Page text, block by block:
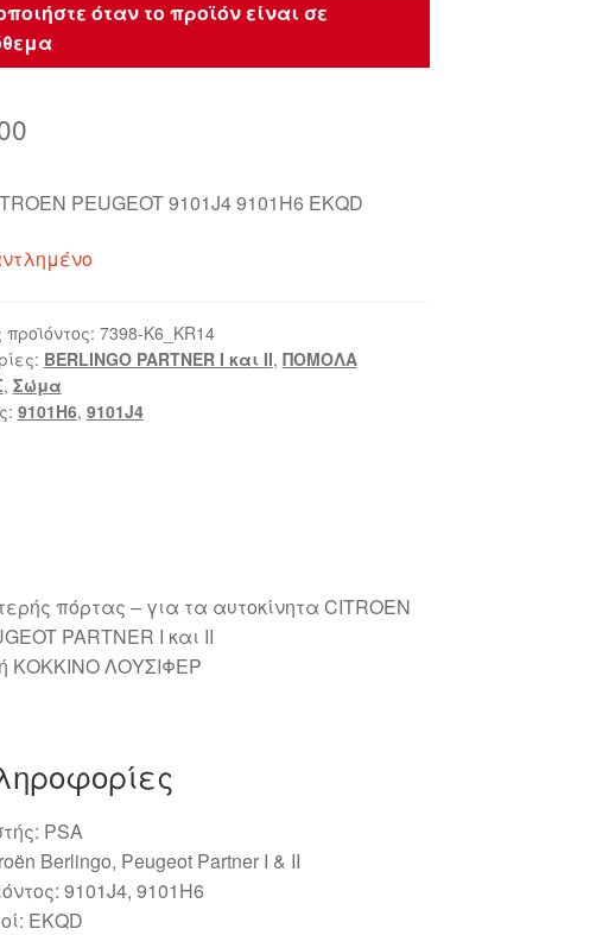
όταν το προϊόν είναι σε
PEUGEOT 9101J4 9101H6 EKQD
προϊόντος: 7398-K6_KR14
BERLINGO PARTNER I και II, ΠΟΜΟΛΑ
, Σώμα
9101H6, 9101J4
πόρτας – για τα αυτοκίνητα CITROEN
PARTNER I και II
ΚΟΚΚΙΝΟ ΛΟΥΣΙΦΕΡ
PSA
Berlingo, Peugeot Partner I & II
9101J4, 9101H6
EKQD